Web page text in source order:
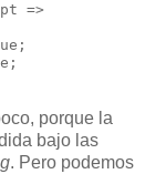
=>
porque la
bajo las
. Pero podemos